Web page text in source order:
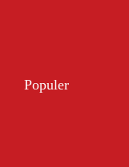
Populer